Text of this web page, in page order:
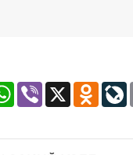
WhatsApp
Viber X